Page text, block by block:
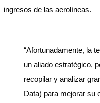
ingresos de las aerolíneas.
“Afortunadamente, la
un aliado estratégico,
recopilar y analizar
Data) para mejorar su